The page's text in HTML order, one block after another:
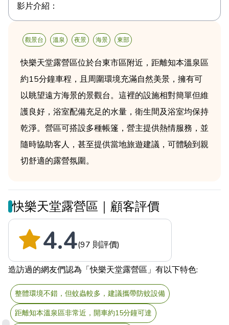
影片介紹：
觀景台 溫泉 夜景 海景 東部
快樂天堂露營區位於台東市區附近，距離知本溫泉區
約15分鐘車程，且周圍環境充滿自然美景，擁有可
以眺望遠方海景的景觀台。這裡的設施相對簡單但維
護良好，浴室配備充足的水量，衛生間及浴室均保持
乾淨。營區可搭設多種帳篷，營主提供熱情服務，並
隨時協助客人，甚至提供當地旅遊建議，可體驗到親
切舒適的露營氛圍。
快樂天堂露營區｜顧客評價
4.4(97 則評價)
造訪過的網友們認為「快樂天堂露營區」有以下特色:
整體環境不錯，但蚊蟲較多，建議攜帶防蚊設備
距離知本溫泉區非常近，開車約15分鐘可達